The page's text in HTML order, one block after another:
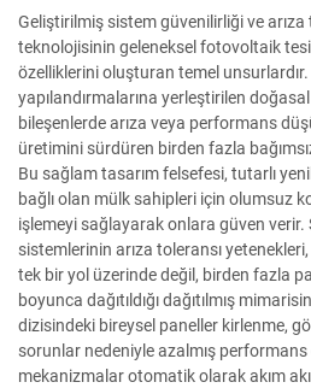
Geliştirilmiş sistem güvenilirliği ve
teknolojisinin geleneksel fotovoltaik
özelliklerini oluşturan temel
yapılandırmalarına yerleştirilen
bileşenlerde arıza veya performans
üretimini sürdüren birden fazla
Bu sağlam tasarım felsefesi, tutarlı
bağlı olan mülk sahipleri için olumsuz
işlemeyi sağlayarak onlara güven verir.
sistemlerinin arıza toleransı
tek bir yol üzerinde değil, birden fazla
boyunca dağıtıldığı dağıtılmış
dizisindeki bireysel paneller kirlenme,
sorunlar nedeniyle azalmış performans
mekanizmalar otomatik olarak akım